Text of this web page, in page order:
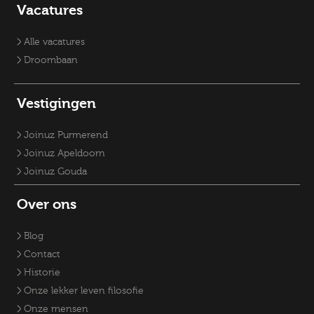
Vacatures RO-adviseurs
Vacatures Fysiek Domein
Vacature klantmanager
Accountmanager
Vacatures
Alle vacatures
Droombaan
Vestigingen
Joinuz Purmerend
Joinuz Apeldoorn
Joinuz Gouda
Over ons
Blog
Contact
Historie
Onze lekker leven filosofie
Onze mensen